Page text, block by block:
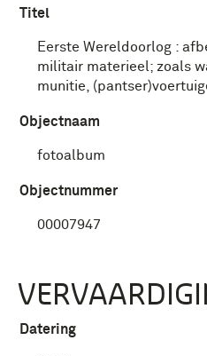
Titel
Eerste Wereldoorlog :
militair materieel; zoals
munitie,
Objectnaam
fotoalbum
Objectnummer
00007947
Datering